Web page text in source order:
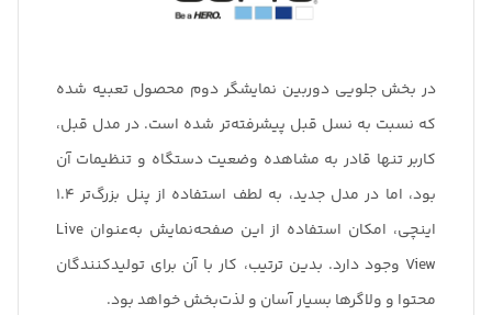
در بخش جلویی دوربین نمایشگر دوم محصول تعبیه شده
که نسبت به نسل قبل پیشرفته‌تر شده است. در مدل قبل،
کاربر تنها قادر به مشاهده وضعیت دستگاه و تنظیمات آن
بود، اما در مدل جدید، به لطف استفاده از پنل بزرگ‌تر 1.4
اینچی، امکان استفاده از این صفحه‌نمایش به‌عنوان Live
View وجود دارد. بدین ترتیب، کار با آن برای تولیدکنندگان
محتوا و ولاگرها بسیار آسان و لذت‌بخش خواهد بود.